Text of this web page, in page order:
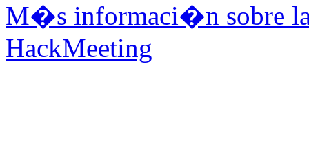
M�s informaci�n sobre
HackMeeting